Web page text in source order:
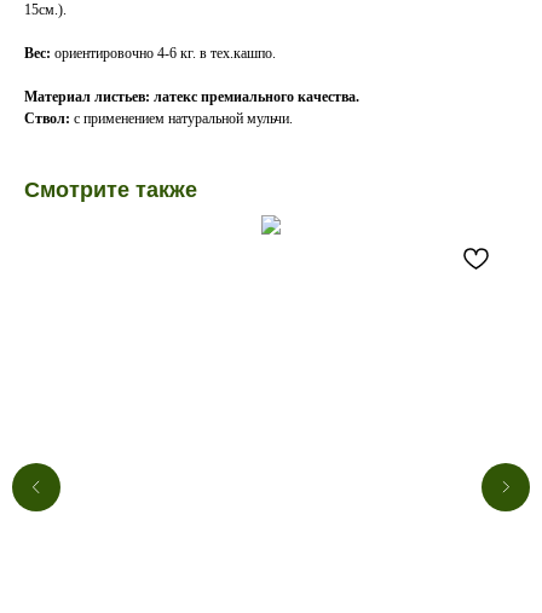
15см.).
Вес: ориентировочно 4-6 кг. в тех.кашпо.
Материал листьев: латекс премиального качества.
Ствол: с применением натуральной мульчи.
Смотрите также